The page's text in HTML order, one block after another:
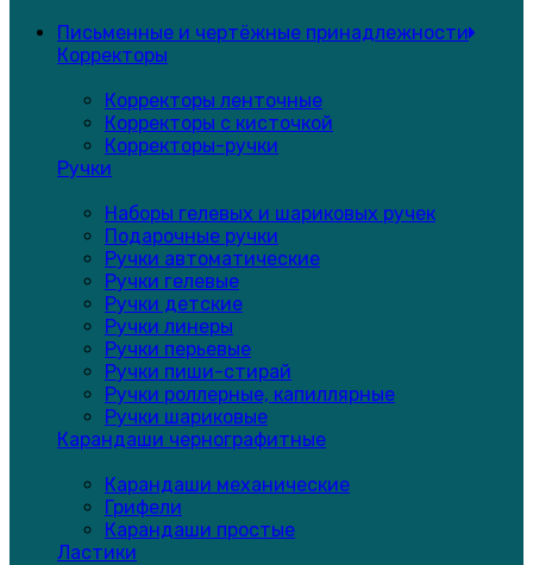
Письменные и чертёжные принадлежности
Корректоры
Корректоры ленточные
Корректоры с кисточкой
Корректоры-ручки
Ручки
Наборы гелевых и шариковых ручек
Подарочные ручки
Ручки автоматические
Ручки гелевые
Ручки детские
Ручки линеры
Ручки перьевые
Ручки пиши-стирай
Ручки роллерные, капиллярные
Ручки шариковые
Карандаши чернографитные
Карандаши механические
Грифели
Карандаши простые
Ластики